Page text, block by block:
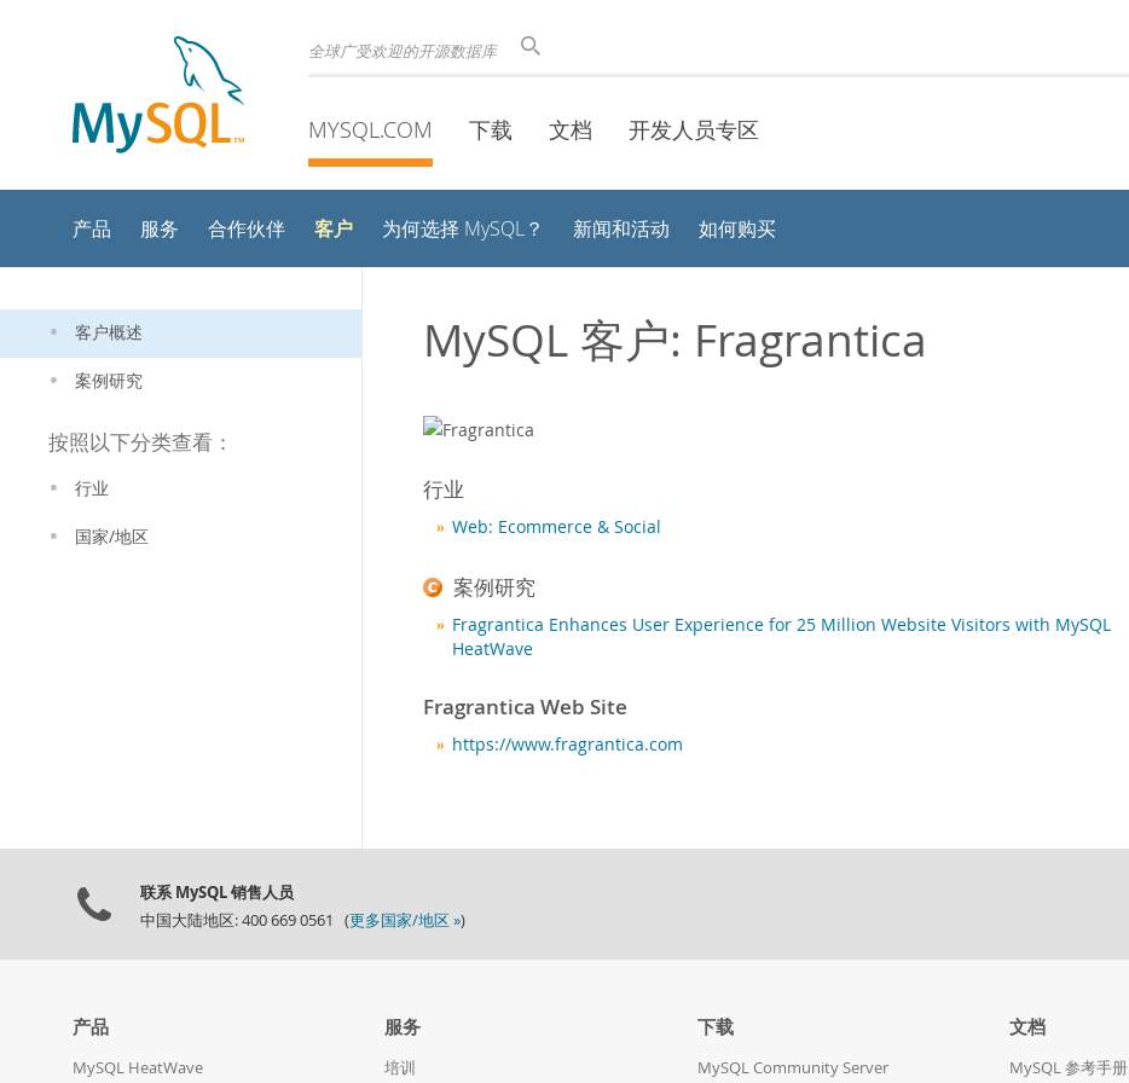
全球广受欢迎的开源数据库
MYSQL.COM 下载 文档 开发人员专区
产品 服务 合作伙伴 客户 为何选择 MySQL？ 新闻和活动 如何购买
客户概述
案例研究
按照以下分类查看：
行业
国家/地区
MySQL 客户: Fragrantica
行业
Web: Ecommerce & Social
案例研究
Fragrantica Enhances User Experience for 25 Million Website Visitors with MySQL
HeatWave
Fragrantica Web Site
https://www.fragrantica.com
联系 MySQL 销售人员
中国大陆地区: 400 669 0561 (更多国家/地区 »)
产品
MySQL HeatWave
服务
培训
下载
MySQL Community Server
文档
MySQL 参考手册